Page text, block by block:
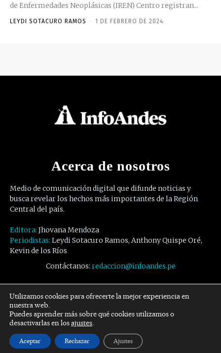
de Enfermedades Neoplásicas (IREN) Centro registran...
LEYDI SOTACURO RAMOS - 1 DE FEBRERO DE 2024
Acerca de nosotros
Medio de comunicación digital que difunde noticias y
busca revelar los hechos más importantes de la Región
Central del país.
Editora: Jhovana Mendoza
Periodistas: Leydi Sotacuro Ramos, Anthony Quispe Oré,
Kevin de los Ríos
Contáctanos: redaccion@infoandes.pe
Síguenos
Facebook Twitter Youtube
Utilizamos cookies para ofrecerte la mejor experiencia en
nuestra web.
Puedes aprender más sobre qué cookies utilizamos o
desactivarlas en losajustes.
Aceptar Rechazar Ajustes